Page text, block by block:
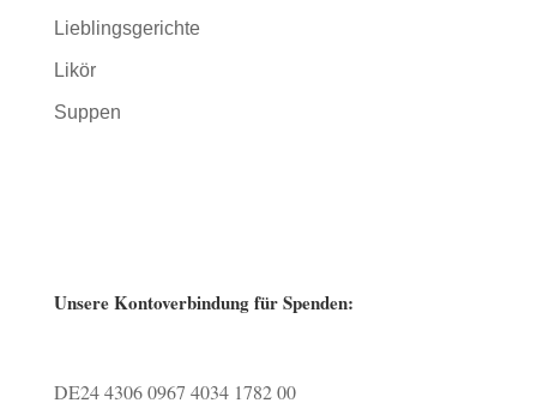
Lieblingsgerichte
Likör
Suppen
Unsere Kontoverbindung für Spenden:
DE24 4306 0967 4034 1782 00